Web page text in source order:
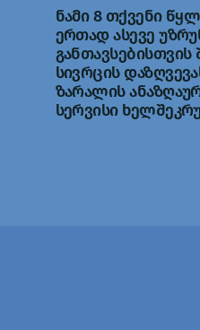
ნამი 8 თქვენი
ერთად ასევე
სივრცის
ზარალის
სერვისი